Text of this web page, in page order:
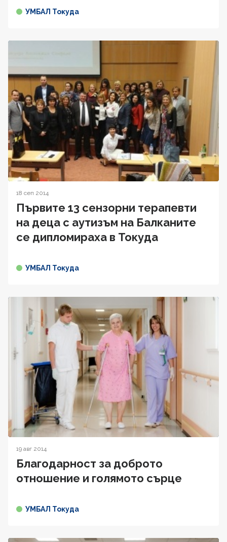
УМБАЛ Токуда
18 сеп 2014
Първите 13 сензорни терапевти
на деца с аутизъм на Балканите
се дипломираха в Токуда
УМБАЛ Токуда
19 авг 2014
Благодарност за доброто
отношение и голямото сърце
УМБАЛ Токуда